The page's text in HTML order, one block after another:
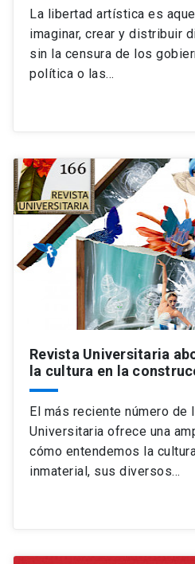
La libertad artística es
imaginar, crear y distribuir
sin la censura de los
política o las…
Revista Universitaria
la cultura en la
El más reciente número de
Universitaria ofrece una
cómo entendemos la
inmaterial, sus diversos…